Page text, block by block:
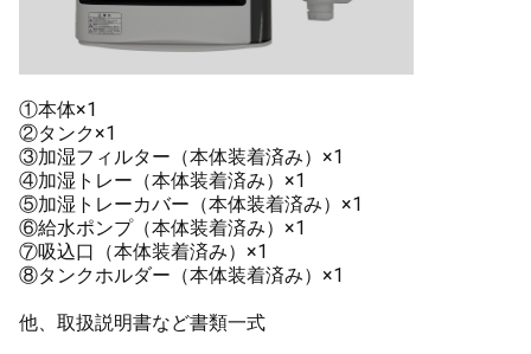
①本体×1
②タンク×1
③加湿フィルター（本体装着済み）×1
④加湿トレー（本体装着済み）×1
⑤加湿トレーカバー（本体装着済み）×1
⑥給水ポンプ（本体装着済み）×1
⑦吸込口（本体装着済み）×1
⑧タンクホルダー（本体装着済み）×1
他、取扱説明書など書類一式